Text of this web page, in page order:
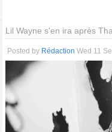
Lil Wayne s'en ira après
Posted by Rédaction Wed 11